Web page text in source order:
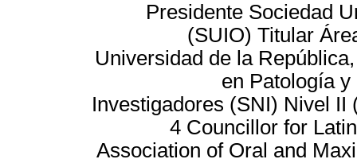
Presidente Sociedad
(SUIO) Titular
Universidad de la
en Patología
Investigadores (SNI) Nivel II
4 Councillor for
Association of Oral and